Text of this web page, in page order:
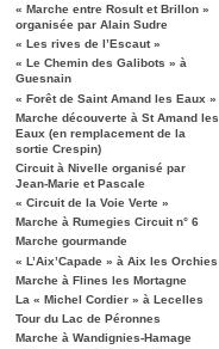
« Marche entre Rosult et Brillon »
organisée par Alain Sudre
« Les rives de l’Escaut »
« Le Chemin des Galibots » à
Guesnain
« Forêt de Saint Amand les Eaux »
Marche découverte à St Amand les
Eaux (en remplacement de la
sortie Crespin)
Circuit à Nivelle organisé par
Jean-Marie et Pascale
« Circuit de la Voie Verte »
Marche à Rumegies Circuit n° 6
Marche gourmande
« L’Aix’Capade » à Aix les Orchies
Marche à Flines les Mortagne
La « Michel Cordier » à Lecelles
Tour du Lac de Péronnes
Marche à Wandignies-Hamage